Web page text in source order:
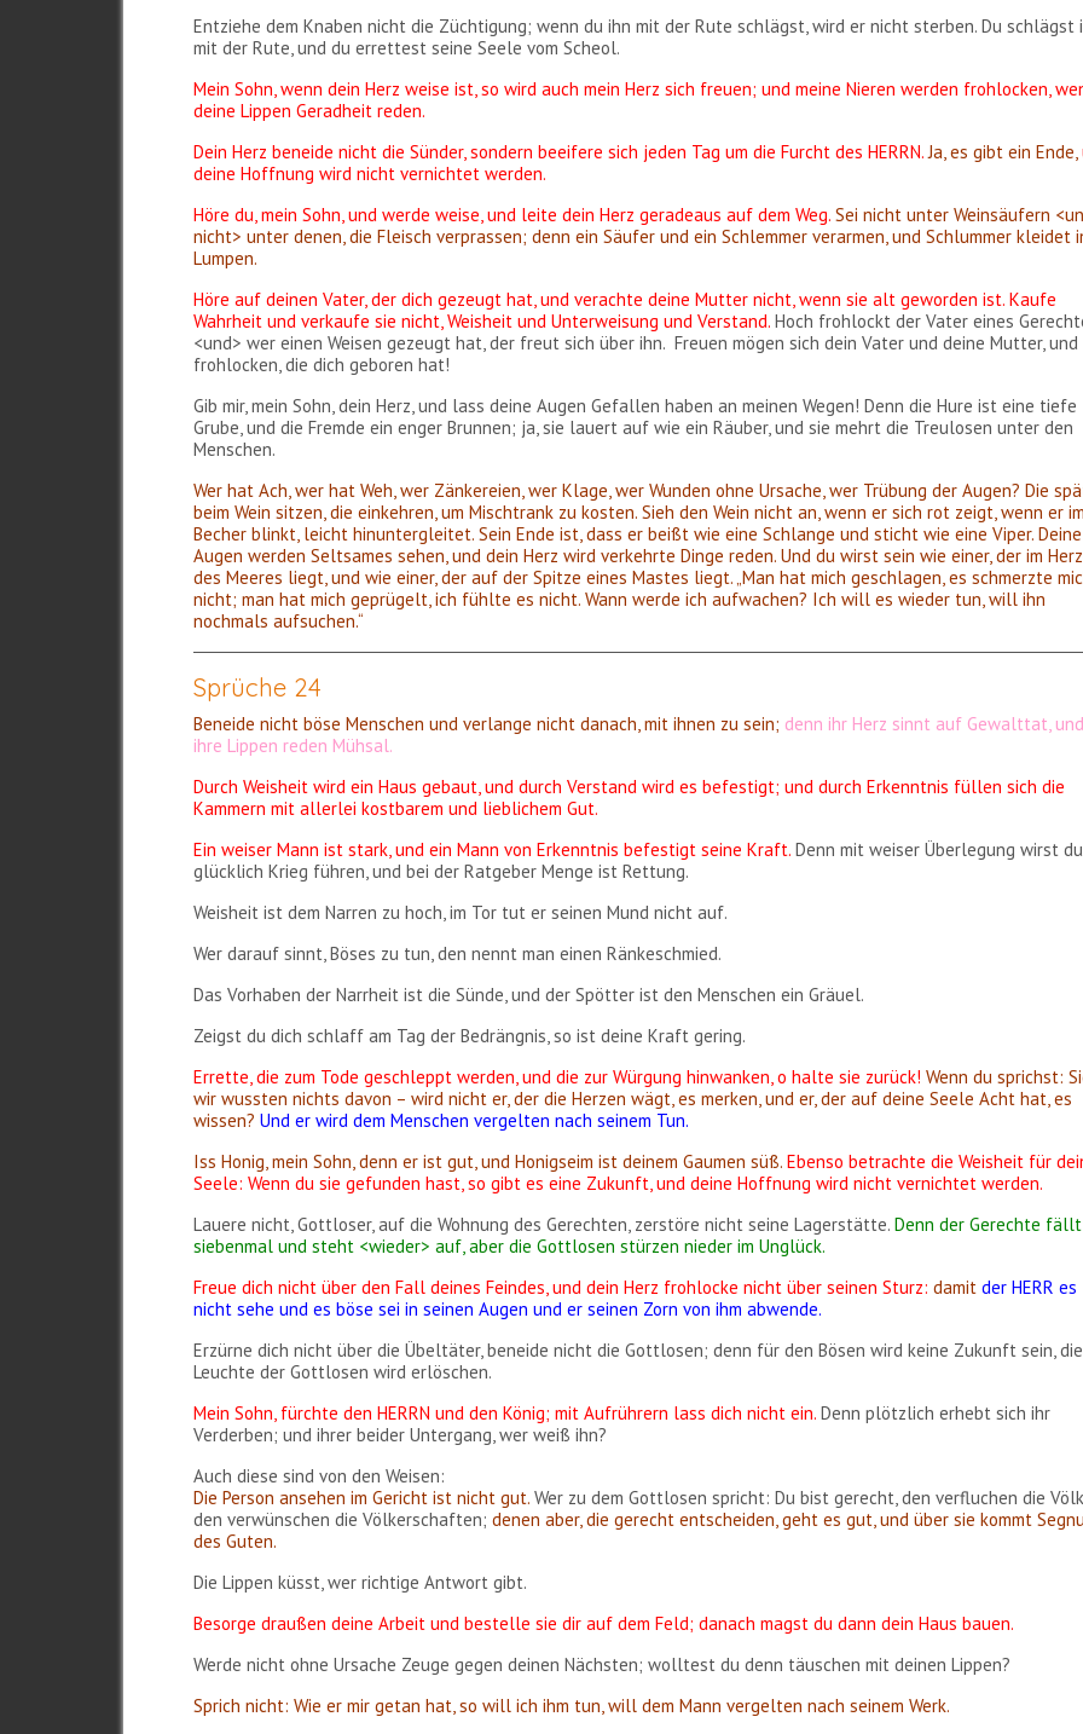
Entziehe dem Knaben nicht die Züchtigung; wenn du ihn mit der Rute schlägst, wird er nicht sterben. Du schlägst
mit der Rute, und du errettest seine Seele vom Scheol.
Mein Sohn, wenn dein Herz weise ist, so wird auch mein Herz sich freuen; und meine Nieren werden frohlocken,
deine Lippen Geradheit reden.
Dein Herz beneide nicht die Sünder, sondern beeifere sich jeden Tag um die Furcht des HERRN.Ja, es gibt ein Ende,
deine Hoffnung wird nicht vernichtet werden.
Höre du, mein Sohn, und werde weise, und leite dein Herz geradeaus auf dem Weg. Sei nicht unter Weinsäufern
nicht> unter denen, die Fleisch verprassen; denn ein Säufer und ein Schlemmer verarmen, und Schlummer kleidet
Lumpen.
Höre auf deinen Vater, der dich gezeugt hat, und verachte deine Mutter nicht, wenn sie alt geworden ist. Kaufe
Wahrheit und verkaufe sie nicht, Weisheit und Unterweisung und Verstand.Hoch frohlockt der Vater eines
<und> wer einen Weisen gezeugt hat, der freut sich über ihn. Freuen mögen sich dein Vater und deine Mutter, und
frohlocken, die dich geboren hat!
Gib mir, mein Sohn, dein Herz, und lass deine Augen Gefallen haben an meinen Wegen! Denn die Hure ist eine tiefe
Grube, und die Fremde ein enger Brunnen; ja, sie lauert auf wie ein Räuber, und sie mehrt die Treulosen unter den
Menschen.
Wer hat Ach, wer hat Weh, wer Zänkereien, wer Klage, wer Wunden ohne Ursache, wer Trübung der Augen? Die
beim Wein sitzen, die einkehren, um Mischtrank zu kosten. Sieh den Wein nicht an, wenn er sich rot zeigt, wenn er im
Becher blinkt, leicht hinuntergleitet. Sein Ende ist, dass er beißt wie eine Schlange und sticht wie eine Viper. Deine
Augen werden Seltsames sehen, und dein Herz wird verkehrte Dinge reden. Und du wirst sein wie einer, der im
des Meeres liegt, und wie einer, der auf der Spitze eines Mastes liegt. „Man hat mich geschlagen, es schmerzte
nicht; man hat mich geprügelt, ich fühlte es nicht. Wann werde ich aufwachen? Ich will es wieder tun, will ihn
nochmals aufsuchen.“
Sprüche 24
Beneide nicht böse Menschen und verlange nicht danach, mit ihnen zu sein; denn ihr Herz sinnt auf Gewalttat, und
ihre Lippen reden Mühsal.
Durch Weisheit wird ein Haus gebaut, und durch Verstand wird es befestigt; und durch Erkenntnis füllen sich die
Kammern mit allerlei kostbarem und lieblichem Gut.
Ein weiser Mann ist stark, und ein Mann von Erkenntnis befestigt seine Kraft.Denn mit weiser Überlegung wirst du
glücklich Krieg führen, und bei der Ratgeber Menge ist Rettung.
Weisheit ist dem Narren zu hoch, im Tor tut er seinen Mund nicht auf.
Wer darauf sinnt, Böses zu tun, den nennt man einen Ränkeschmied.
Das Vorhaben der Narrheit ist die Sünde, und der Spötter ist den Menschen ein Gräuel.
Zeigst du dich schlaff am Tag der Bedrängnis, so ist deine Kraft gering.
Errette, die zum Tode geschleppt werden, und die zur Würgung hinwanken, o halte sie zurück!Wenn du sprichst:
wir wussten nichts davon – wird nicht er, der die Herzen wägt, es merken, und er, der auf deine Seele Acht hat, es
wissen?Und er wird dem Menschen vergelten nach seinem Tun.
Iss Honig, mein Sohn, denn er ist gut, und Honigseim ist deinem Gaumen süß.Ebenso betrachte die Weisheit für
Seele: Wenn du sie gefunden hast, so gibt es eine Zukunft, und deine Hoffnung wird nicht vernichtet werden.
Lauere nicht, Gottloser, auf die Wohnung des Gerechten, zerstöre nicht seine Lagerstätte.Denn der Gerechte fällt
siebenmal und steht <wieder> auf, aber die Gottlosen stürzen nieder im Unglück.
Freue dich nicht über den Fall deines Feindes, und dein Herz frohlocke nicht über seinen Sturz: damit der HERR es
nicht sehe und es böse sei in seinen Augen und er seinen Zorn von ihm abwende.
Erzürne dich nicht über die Übeltäter, beneide nicht die Gottlosen; denn für den Bösen wird keine Zukunft sein, die
Leuchte der Gottlosen wird erlöschen.
Mein Sohn, fürchte den HERRN und den König; mit Aufrührern lass dich nicht ein.Denn plötzlich erhebt sich ihr
Verderben; und ihrer beider Untergang, wer weiß ihn?
Auch diese sind von den Weisen:
Die Person ansehen im Gericht ist nicht gut.Wer zu dem Gottlosen spricht: Du bist gerecht, den verfluchen die
den verwünschen die Völkerschaften;denen aber, die gerecht entscheiden, geht es gut, und über sie kommt
des Guten.
Die Lippen küsst, wer richtige Antwort gibt.
Besorge draußen deine Arbeit und bestelle sie dir auf dem Feld; danach magst du dann dein Haus bauen.
Werde nicht ohne Ursache Zeuge gegen deinen Nächsten; wolltest du denn täuschen mit deinen Lippen?
Sprich nicht: Wie er mir getan hat, so will ich ihm tun, will dem Mann vergelten nach seinem Werk.